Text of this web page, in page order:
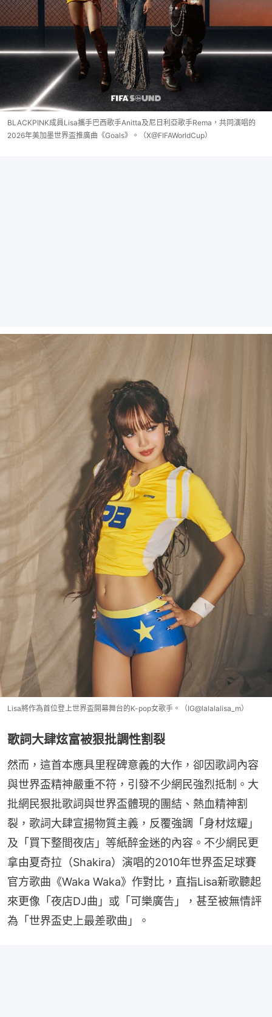
BLACKPINK成員Lisa攜手巴西歌手Anitta及尼日利亞歌手Rema，共同演唱的
2026年美加墨世界盃推廣曲《Goals》。（X@FIFAWorldCup）
Lisa將作為首位登上世界盃開幕舞台的K-pop女歌手。（IG@lalalalisa_m）
歌詞大肆炫富被狠批調性割裂
然而，這首本應具里程碑意義的大作，卻因歌詞內容
與世界盃精神嚴重不符，引發不少網民強烈抵制。大
批網民狠批歌詞與世界盃體現的團結、熱血精神割
裂，歌詞大肆宣揚物質主義，反覆強調「身材炫耀」
及「買下整間夜店」等紙醉金迷的內容。不少網民更
拿由夏奇拉（Shakira）演唱的2010年世界盃足球賽
官方歌曲《Waka Waka》作對比，直指Lisa新歌聽起
來更像「夜店DJ曲」或「可樂廣告」，甚至被無情評
為「世界盃史上最差歌曲」。